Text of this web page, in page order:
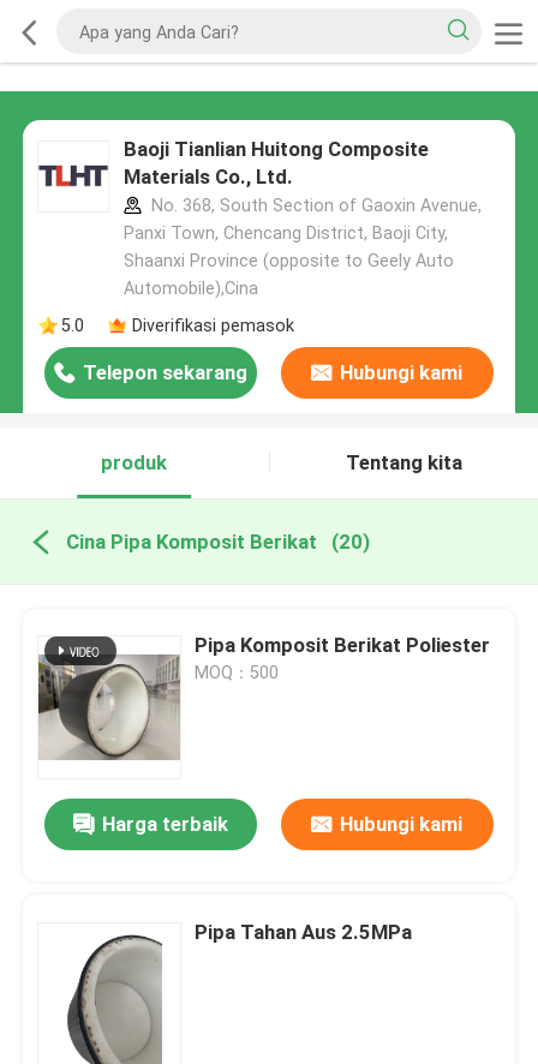
Baoji Tianlian Huitong Composite
Materials Co., Ltd.
No. 368, South Section of Gaoxin Avenue,
Panxi Town, Chencang District, Baoji City,
Shaanxi Province (opposite to Geely Auto
Automobile),Cina
5.0
Diverifikasi pemasok
Telepon sekarang Hubungi kami
produk Tentang kita
Cina Pipa Komposit Berikat (20)
Pipa Komposit Berikat Poliester
MOQ：500
Harga terbaik Hubungi kami
Pipa Tahan Aus 2.5MPa